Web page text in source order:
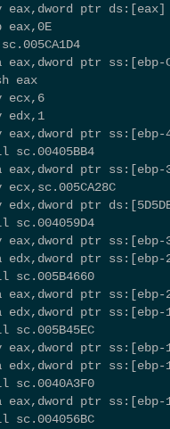
eax,dword ptr ds:[eax]
ptr ss:[ebp-C]
eax
ecx,6
edx,1
eax,dword ptr ss:[ebp-
sc.00405BB4
eax,dword ptr ss:[ebp-
ecx,sc.005CA28C
edx,dword ptr
eax,dword ptr ss:[ebp-
edx,dword ptr ss:[ebp-
sc.005B4660
eax,dword ptr ss:[ebp-
edx,dword ptr ss:[ebp-
eax,dword ptr ss:[ebp-
edx,dword ptr ss:[ebp-
sc.0040A3F0
eax,dword ptr ss:[ebp-
sc.004056BC